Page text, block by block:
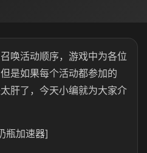
唤活动顺序，游戏中为各位
是如果每个活动都参加的
肝了，今天小编就为大家介
瓶加速器]